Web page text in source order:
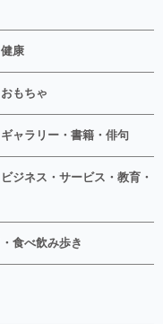
康
もちゃ
ャラリー・書籍・俳句
ジネス・サービス・教育・
食べ飲み歩き